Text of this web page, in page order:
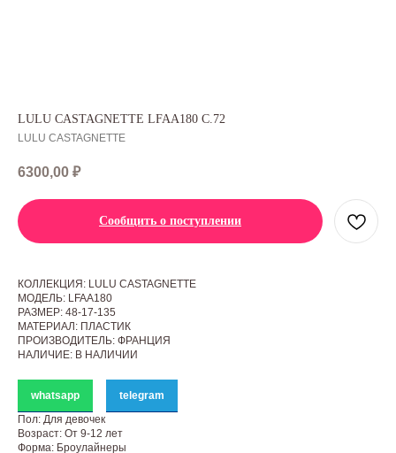
LULU CASTAGNETTE LFAA180 C.72
LULU CASTAGNETTE
6300,00 ₽
Сообщить о поступлении
КОЛЛЕКЦИЯ: LULU CASTAGNETTE
МОДЕЛЬ: LFAA180
РАЗМЕР: 48-17-135
МАТЕРИАЛ: ПЛАСТИК
ПРОИЗВОДИТЕЛЬ: ФРАНЦИЯ
НАЛИЧИЕ: В НАЛИЧИИ
whatsapp
telegram
Пол: Для девочек
Возраст: От 9-12 лет
Форма: Броулайнеры